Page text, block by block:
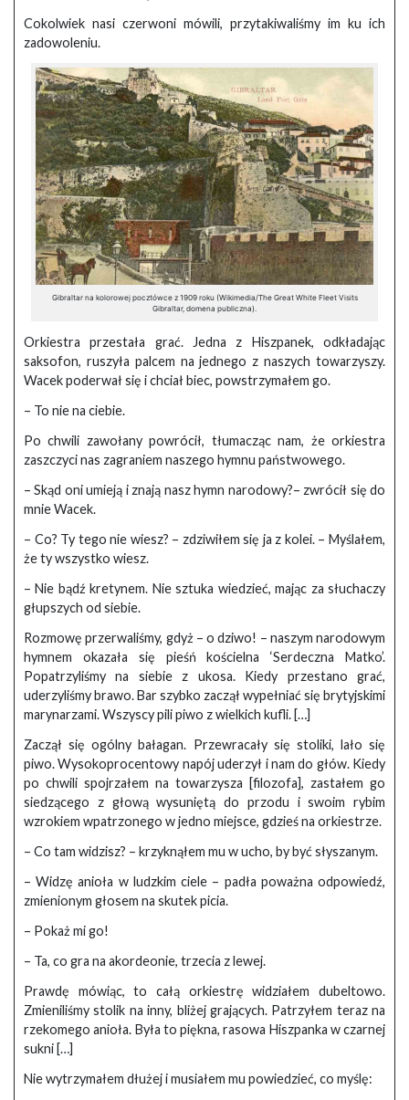
Cokolwiek nasi czerwoni mówili, przytakiwaliśmy im ku ich
zadowoleniu.
Gibraltar na kolorowej pocztówce z 1909 roku (Wikimedia/The Great White Fleet Visits
Gibraltar, domena publiczna).
Orkiestra przestała grać. Jedna z Hiszpanek, odkładając
saksofon, ruszyła palcem na jednego z naszych towarzyszy.
Wacek poderwał się i chciał biec, powstrzymałem go.
– To nie na ciebie.
Po chwili zawołany powrócił, tłumacząc nam, że orkiestra
zaszczyci nas zagraniem naszego hymnu państwowego.
– Skąd oni umieją i znają nasz hymn narodowy?– zwrócił się do
mnie Wacek.
– Co? Ty tego nie wiesz? – zdziwiłem się ja z kolei. – Myślałem,
że ty wszystko wiesz.
– Nie bądź kretynem. Nie sztuka wiedzieć, mając za słuchaczy
głupszych od siebie.
Rozmowę przerwaliśmy, gdyż – o dziwo! – naszym narodowym
hymnem okazała się pieśń kościelna ‘Serdeczna Matko’.
Popatrzyliśmy na siebie z ukosa. Kiedy przestano grać,
uderzyliśmy brawo. Bar szybko zaczął wypełniać się brytyjskimi
marynarzami. Wszyscy pili piwo z wielkich kufli. […]
Zaczął się ogólny bałagan. Przewracały się stoliki, lało się
piwo. Wysokoprocentowy napój uderzył i nam do głów. Kiedy
po chwili spojrzałem na towarzysza [filozofa], zastałem go
siedzącego z głową wysuniętą do przodu i swoim rybim
wzrokiem wpatrzonego w jedno miejsce, gdzieś na orkiestrze.
– Co tam widzisz? – krzyknąłem mu w ucho, by być słyszanym.
– Widzę anioła w ludzkim ciele – padła poważna odpowiedź,
zmienionym głosem na skutek picia.
– Pokaż mi go!
– Ta, co gra na akordeonie, trzecia z lewej.
Prawdę mówiąc, to całą orkiestrę widziałem dubeltowo.
Zmieniliśmy stolik na inny, bliżej grających. Patrzyłem teraz na
rzekomego anioła. Była to piękna, rasowa Hiszpanka w czarnej
sukni […]
Nie wytrzymałem dłużej i musiałem mu powiedzieć, co myślę: